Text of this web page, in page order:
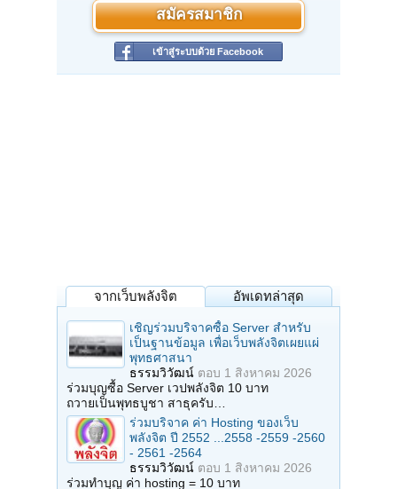
สมัครสมาชิก
เข้าสู่ระบบด้วย Facebook
จากเว็บพลังจิต อัพเดทล่าสุด
เชิญร่วมบริจาคซื้อ Server สำหรับ
เป็นฐานข้อมูล เพื่อเว็บพลังจิตเผยแผ่
พุทธศาสนา
ธรรมวิวัฒน์ ตอบ 1 สิงหาคม 2026
ร่วมบุญซื้อ Server เวปพลังจิต 10 บาท
ถวายเป็นพุทธบูชา สาธุครับ…
ร่วมบริจาค ค่า Hosting ของเว็บ
พลังจิต ปี 2552 ...2558 -2559 -2560
- 2561 -2564
ธรรมวิวัฒน์ ตอบ 1 สิงหาคม 2026
ร่วมทำบุญ ค่า hosting = 10 บาท